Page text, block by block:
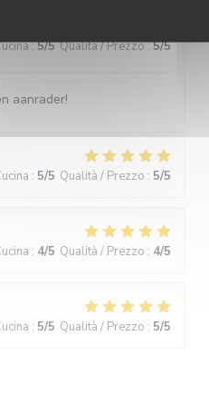
:5/5 Qualità / Prezzo:5/5
aanrader!
: 5/5 Qualità / Prezzo : 5/5
: 4/5 Qualità / Prezzo : 4/5
: 5/5 Qualità / Prezzo : 5/5